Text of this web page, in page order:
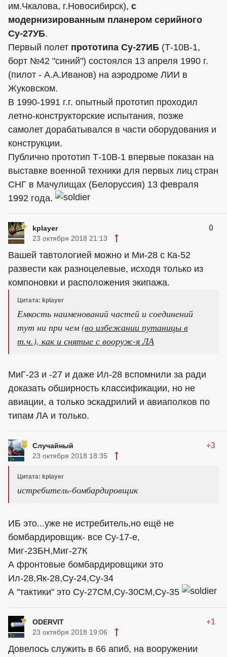
им.Чкалова, г.Новосибирск), с
модернизированным планером серийного
Су-27УБ.
Первый полет прототипа Су-27ИБ (Т-10В-1,
борт №42 "синий") состоялся 13 апреля 1990 г.
(пилот - А.А.Иванов) на аэродроме ЛИИ в
Жуковском.
В 1990-1991 г.г. опытный прототип проходил
летно-конструкторские испытания, позже
самолет дорабатывался в части оборудования и
конструкции.
Публично прототип Т-10В-1 впервые показан на
выставке военной техники для первых лиц стран
СНГ в Мачулищах (Белоруссия) 13 февраля
1992 года.
kplayer 0
23 октября 2018 21:13
Вашей тавтологией можно и Ми-28 с Ка-52
развести как разноцелевые, исходя только из
компоновки и расположения экипажа.
Цитата: kplayer
Емкость наименований частей и соединений
тут ни при чем (во избежании путаницы в
т.ч.), как и снятые с вооруж-я ЛА
МиГ-23 и -27 и даже Ил-28 вспомнили за ради
доказать обширность классификации, но не
авиации, а только эскадрилий и авиаполков по
типам ЛА и только.
Случайный +3
23 октября 2018 18:35
Цитата: kplayer
истребитель-бомбардировщик
ИБ это...уже не истребитель,но ещё не
бомбардировщик- все Су-17-е,
Миг-23БН,Миг-27К
А фронтовые бомбардировщики это
Ил-28,Як-28,Су-24,Су-34
А "тактики" это Су-27СМ,Су-30СМ,Су-35
ODERVIT +1
23 октября 2018 19:06
Довелось служить в 66 апиб, на вооружении